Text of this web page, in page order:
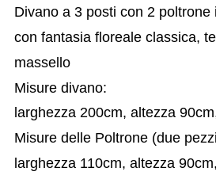
Divano a 3 posti con 2 poltrone
con fantasia floreale classica,
massello
Misure divano:
larghezza 200cm, altezza
Misure delle Poltrone (due
larghezza 110cm, altezza